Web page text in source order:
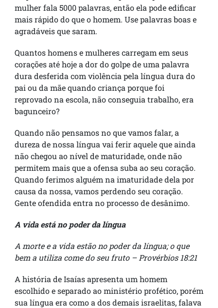
mulher fala 5000 palavras, então ela pode edificar
mais rápido do que o homem. Use palavras boas e
agradáveis que saram.
Quantos homens e mulheres carregam em seus
corações até hoje a dor do golpe de uma palavra
dura desferida com violência pela língua dura do
pai ou da mãe quando criança porque foi
reprovado na escola, não conseguia trabalho, era
bagunceiro?
Quando não pensamos no que vamos falar, a
dureza de nossa língua vai ferir aquele que ainda
não chegou ao nível de maturidade, onde não
permitem mais que a ofensa suba ao seu coração.
Quando ferimos alguém na imaturidade dela por
causa da nossa, vamos perdendo seu coração.
Gente ofendida entra no processo de desânimo.
A vida está no poder da língua
A morte e a vida estão no poder da língua; o que
bem a utiliza come do seu fruto – Provérbios 18:21
A história de Isaías apresenta um homem
escolhido e separado ao ministério profético, porém
sua língua era como a dos demais israelitas, falava